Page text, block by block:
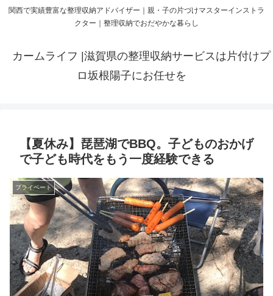
関西で実績豊富な整理収納アドバイザー｜親・子の片づけマスターインストラ
クター｜整理収納でおだやかな暮らし
カームライフ |滋賀県の整理収納サービスは片付けプ
ロ坂根陽子にお任せを
【夏休み】琵琶湖でBBQ。子どものおかげ
で子ども時代をもう一度経験できる
プライベート